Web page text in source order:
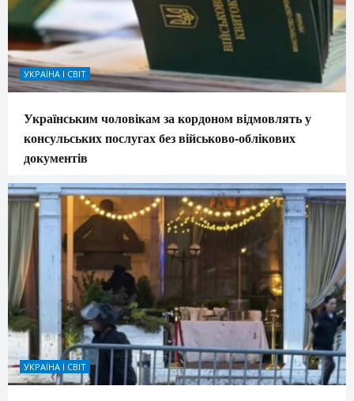
УКРАЇНА І СВІТ
Українським чоловікам за кордоном відмовлять у
консульських послугах без військово-облікових
документів
УКРАЇНА І СВІТ